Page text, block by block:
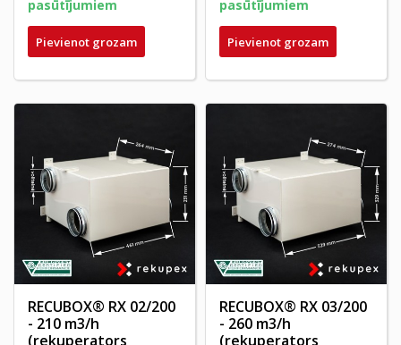
pasūtījumiem
Pievienot grozam
pasūtījumiem
Pievienot grozam
RECUBOX® RX 02/200
- 210 m3/h
(rekuperators
RECUBOX® RX 03/200
- 260 m3/h
(rekuperators